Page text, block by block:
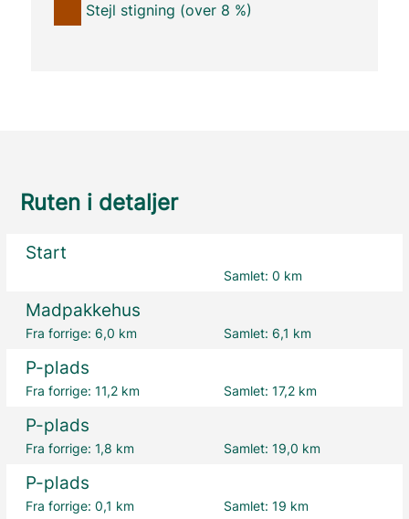
Stejl stigning (over 8 %)
Ruten i detaljer
Start
Samlet: 0 km
Madpakkehus
Fra forrige: 6,0 km Samlet: 6,1 km
P-plads
Fra forrige:11,2 km Samlet: 17,2 km
P-plads
Fra forrige:1,8 km Samlet: 19,0 km
P-plads
Fra forrige:0,1 km Samlet: 19 km